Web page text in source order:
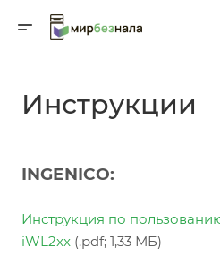
Инструкции
INGENICO:
Инструкция по
iWL2xx (.pdf; 1,33 МБ)